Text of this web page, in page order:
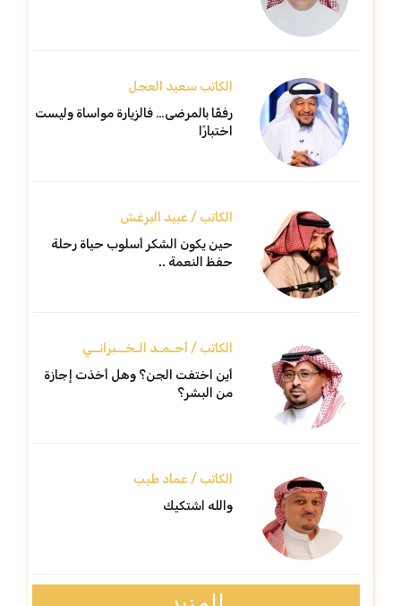
الكاتب سعيد العجل
رفقًا بالمرضى… فالزيارة مواساة وليست
اختبارًا
الكاتب / عبيد البرغش
حين يكون الشكر أسلوب حياة رحلة
حفظ النعمة ..
الكاتب / أحـمـد الـخــبرانــي
أين اختفت الجن؟ وهل أخذت إجازة
من البشر؟
الكاتب / عماد طيب
والله اشتكيك